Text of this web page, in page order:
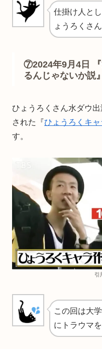
仕掛け人と
ょうろくさ
⑦2024年9月4日
るんじゃないか説』
ひょうろくさん水ダウ
された『ひょうろくキ
す。
引
この回は大
にトラウマ